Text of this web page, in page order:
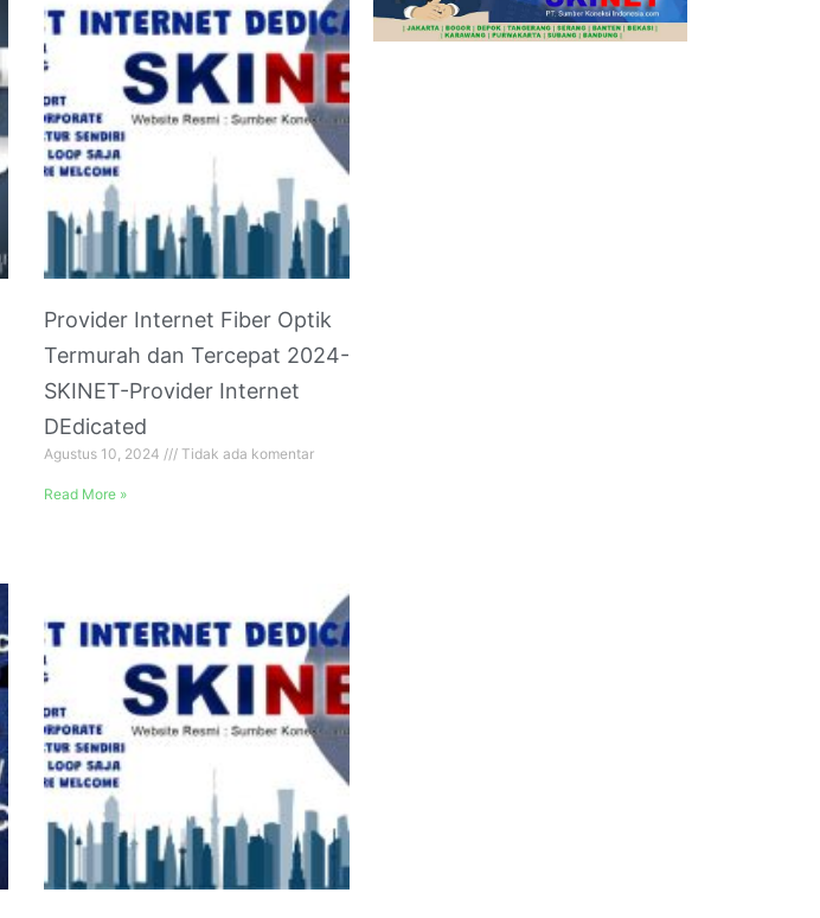
Provider Internet Fiber Optik
Termurah dan Tercepat 2024-
SKINET-Provider Internet
DEdicated
Agustus 10, 2024 Tidak ada komentar
Read More »